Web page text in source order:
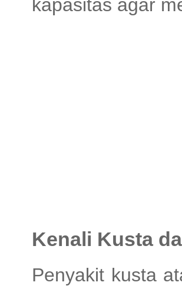
kapasitas agar
Kenali Kusta
Penyakit kusta